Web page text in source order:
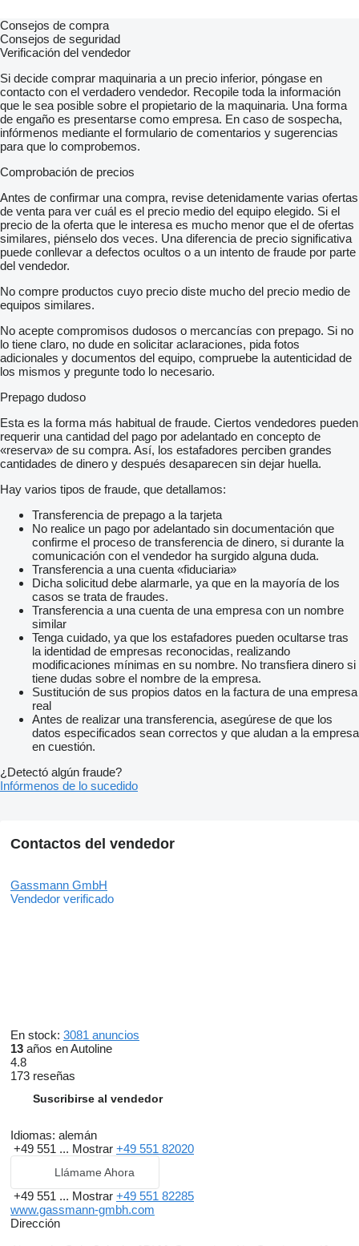
2-Punkt Abstützung hydr
Funk-Fernbedienung
3xhydr. Ausschübe
Umweltplakette grün
Pritsche mit Alu-Bordwänden & Heckkran Palfinger PK 12002-
EH B mit Funksteuerung (Remote-Control)
Vorderachse luftgefedert
8t Vorderachse
Hinterachse Tellerrad 440 Hypoid 13t
EBS mit ABS und ASR
Scheibenbremse an VA und HA
Kondenswasserüberwachung für Druckluftsystem
Zusatzstabilisator Hinterachse
Frontunterfahrschutz aus Alu
Raucher-Paket
Komfortbett unten
Elektrische Standklima
Restwärmenutzung
Warmwasser-Zusatzheizung
Vorrüstung Komfortbett oben
PSM
Komfortschließanlage
Fahrprogramm economy
Mercedes PowerShift 3
Vorrüstung für Mauterfassung
Abbiegelicht
ESP
Spurhalte-Assistent
Aufmerksamkeits-Assistent
Active Brake Assist
Getriebesperre für Nebenantrieb
Nebenantrieb MB 131-2c Pumpe
5,8m-1740kg
7,7m-1280kg
9,7m-1000kg!
ZUBEHÖRANGABEN OHNE GEWÄHR
Änderungen
Zwischenverkauf und Irrtümer vorbehalten!
cabin
independent climate control unit
bluetooth
multi-function steering wheel
traction control system
roadworthy
Consejos de compra
Consejos de seguridad
Verificación del vendedor
Si decide comprar maquinaria a un precio inferior, póngase en
contacto con el verdadero vendedor. Recopile toda la información
que le sea posible sobre el propietario de la maquinaria. Una forma
de engaño es presentarse como empresa. En caso de sospecha,
infórmenos mediante el formulario de comentarios y sugerencias
para que lo comprobemos.
Comprobación de precios
Antes de confirmar una compra, revise detenidamente varias ofertas
de venta para ver cuál es el precio medio del equipo elegido. Si el
precio de la oferta que le interesa es mucho menor que el de ofertas
similares, piénselo dos veces. Una diferencia de precio significativa
puede conllevar a defectos ocultos o a un intento de fraude por parte
del vendedor.
No compre productos cuyo precio diste mucho del precio medio de
equipos similares.
No acepte compromisos dudosos o mercancías con prepago. Si no
lo tiene claro, no dude en solicitar aclaraciones, pida fotos
adicionales y documentos del equipo, compruebe la autenticidad de
los mismos y pregunte todo lo necesario.
Prepago dudoso
Esta es la forma más habitual de fraude. Ciertos vendedores pueden
requerir una cantidad del pago por adelantado en concepto de
«reserva» de su compra. Así, los estafadores perciben grandes
cantidades de dinero y después desaparecen sin dejar huella.
Hay varios tipos de fraude, que detallamos:
Transferencia de prepago a la tarjeta
No realice un pago por adelantado sin documentación que
confirme el proceso de transferencia de dinero, si durante la
comunicación con el vendedor ha surgido alguna duda.
Transferencia a una cuenta «fiduciaria»
Dicha solicitud debe alarmarle, ya que en la mayoría de los
casos se trata de fraudes.
Transferencia a una cuenta de una empresa con un nombre
similar
Tenga cuidado, ya que los estafadores pueden ocultarse tras
la identidad de empresas reconocidas, realizando
modificaciones mínimas en su nombre. No transfiera dinero si
tiene dudas sobre el nombre de la empresa.
Sustitución de sus propios datos en la factura de una empresa
real
Antes de realizar una transferencia, asegúrese de que los
datos especificados sean correctos y que aludan a la empresa
en cuestión.
¿Detectó algún fraude?
Infórmenos de lo sucedido
Contactos del vendedor
Gassmann GmbH
Vendedor verificado
En stock: 3081 anuncios
13 años en Autoline
4.8
173 reseñas
Suscribirse al vendedor
Idiomas: alemán
+49 551 ... Mostrar +49 551 82020
Llámame Ahora
+49 551 ... Mostrar +49 551 82285
www.gassmann-gmbh.com
Dirección